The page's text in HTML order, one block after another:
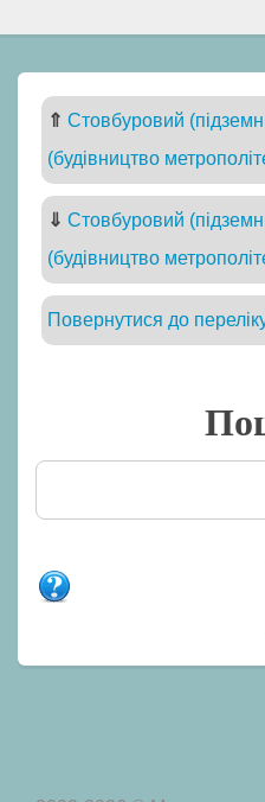
⇑ Стовбуровий
(будівництво
⇓ Стовбуровий
(будівництво
Повернутися до